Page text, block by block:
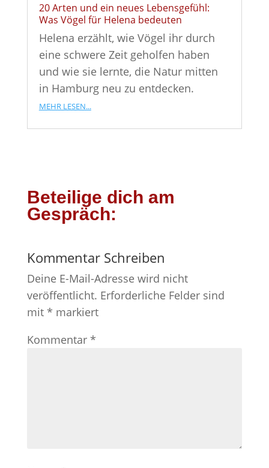
20 Arten und ein neues Lebensgefühl:
Was Vögel für Helena bedeuten
Helena erzählt, wie Vögel ihr durch
eine schwere Zeit geholfen haben
und wie sie lernte, die Natur mitten
in Hamburg neu zu entdecken.
mehr lesen...
Beteilige dich am
Gespräch:
Kommentar Schreiben
Deine E-Mail-Adresse wird nicht
veröffentlicht. Erforderliche Felder sind
mit * markiert
Kommentar *